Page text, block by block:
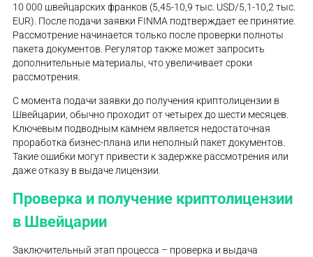
10 000 швейцарских франков (5,45-10,9 тыс. USD/5,1-10,2 тыс.
EUR). После подачи заявки FINMA подтверждает ее принятие.
Рассмотрение начинается только после проверки полноты
пакета документов. Регулятор также может запросить
дополнительные материалы, что увеличивает сроки
рассмотрения.
С момента подачи заявки до получения криптолицензии в
Швейцарии, обычно проходит от четырех до шести месяцев.
Ключевым подводным камнем является недостаточная
проработка бизнес-плана или неполный пакет документов.
Такие ошибки могут привести к задержке рассмотрения или
даже отказу в выдаче лицензии.
Проверка и получение криптолицензии
в Швейцарии
Заключительный этап процесса – проверка и выдача